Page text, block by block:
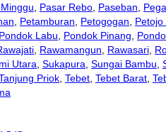
, Pasar Rebo, Paseban,
, Petamburan, Petogogan, Petojo
Pondok Labu, Pondok Pinang,
, Rawamangun, Rawasari,
Utara, Sukapura, Sungai Bambu,
Priok, Tebet, Tebet Barat,